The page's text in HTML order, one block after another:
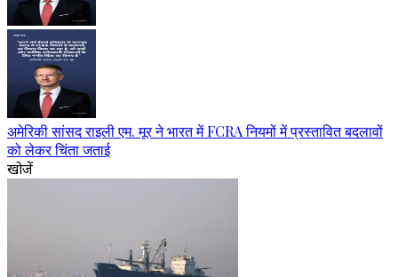
अमेरिकी सांसद राइली एम. मूर ने भारत में FCRA नियमों में प्रस्तावित बदलावों
को लेकर चिंता जताई
खोजें